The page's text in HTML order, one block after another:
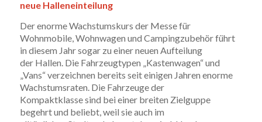
neue Halleneinteilung
Der enorme Wachstumskurs der Messe für
Wohnmobile, Wohnwagen und Campingzubehör führt
in diesem Jahr sogar zu einer neuen Aufteilung
der Hallen. Die Fahrzeugtypen „Kastenwagen“ und
„Vans“ verzeichnen bereits seit einigen Jahren enorme
Wachstumsraten. Die Fahrzeuge der
Kompaktklasse sind bei einer breiten Zielguppe
begehrt und beliebt, weil sie auch im